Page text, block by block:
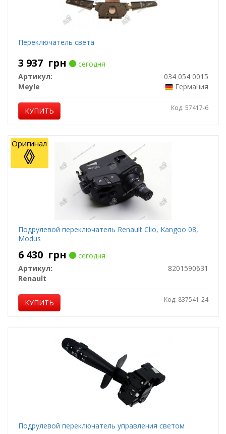
Переключатель света
3 937 грн
сегодня
Артикул:
034 054 0015
Meyle
Германия
КУПИТЬ Код: 57417-6
Подрулевой переключатель Renault Clio, Kangoo 08,
Modus
6 430 грн
сегодня
Артикул:
8201590631
Renault
КУПИТЬ Код: 837541-24
Оригинал
Подрулевой переключатель управления светом